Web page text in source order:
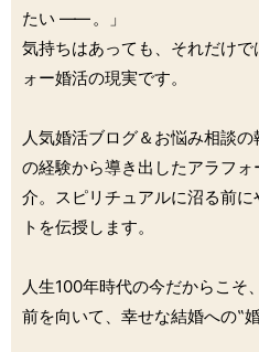
たい ―― 。」
気持ちはあっても、それだけ
ォー婚活の現実です。
人気婚活ブログ＆お悩み相談
の経験から導き出したアラフ
介。スピリチュアルに沼る前
トを伝授します。
人生100年時代の今だからこそ
前を向いて、幸せな結婚への‟